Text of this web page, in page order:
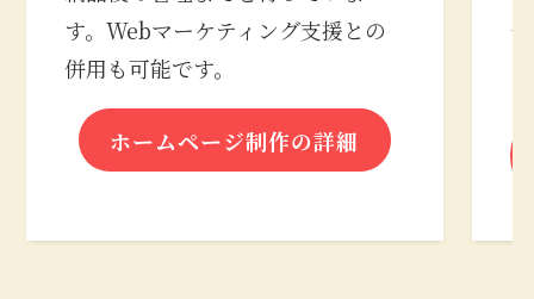
す。Webマーケティング支援との
併用も可能です。
ホームページ制作の詳細